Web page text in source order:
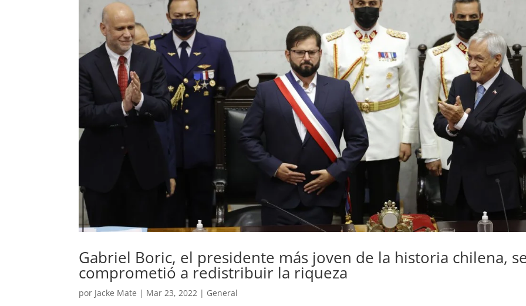
Gabriel Boric, el presidente más joven de la historia chilena,
comprometió a redistribuir la riqueza
por Jacke Mate | Mar 23, 2022 | General